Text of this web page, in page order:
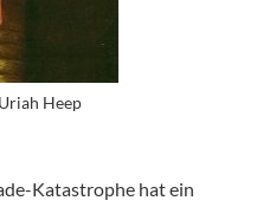
Heep
Katastrophe hat ein